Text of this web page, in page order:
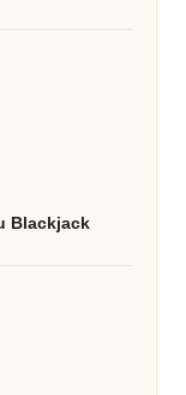
Blackjack